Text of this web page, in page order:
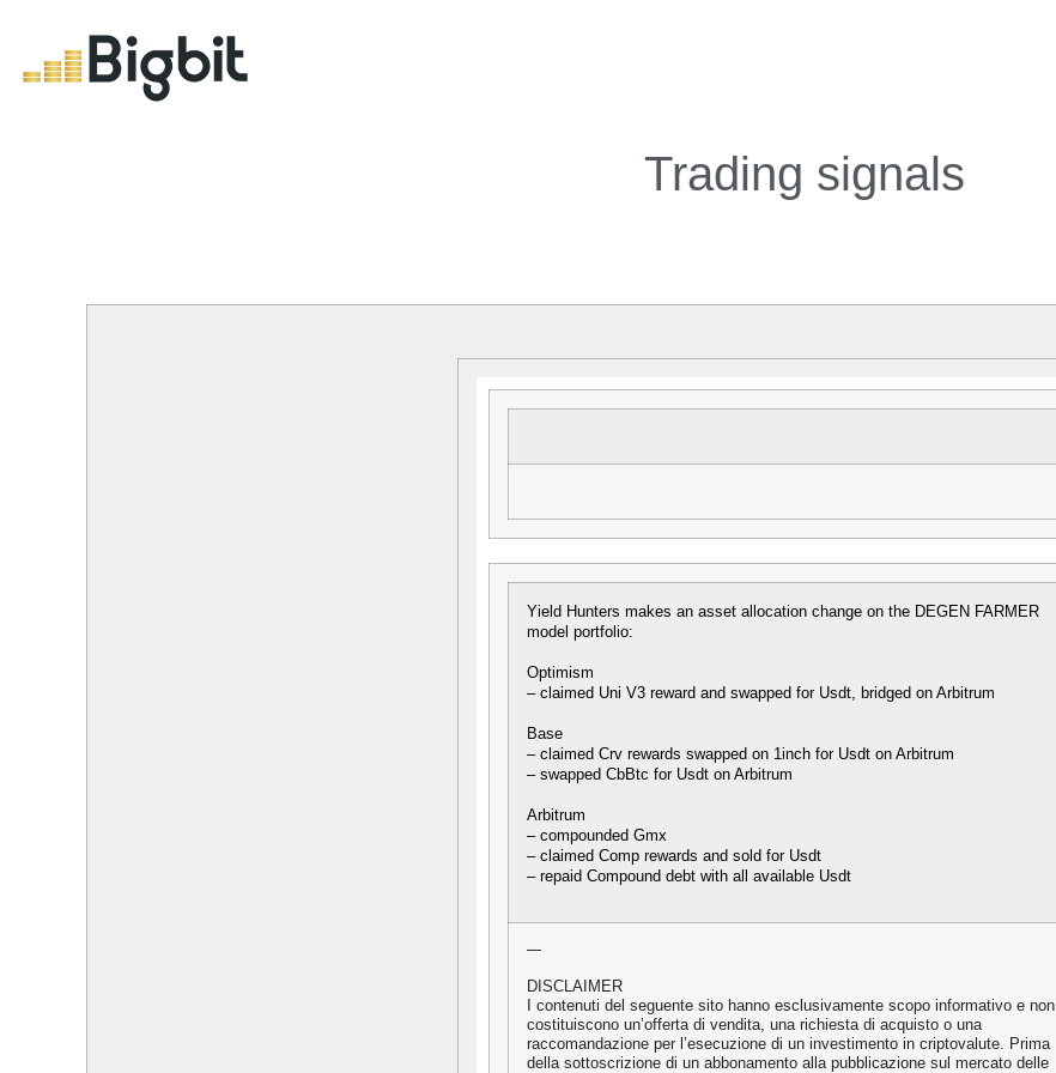
Trading signals
Yield Hunters makes an asset allocation change on the DEGEN FARMER
model portfolio:
Optimism
– claimed Uni V3 reward and swapped for Usdt, bridged on Arbitrum
Base
– claimed Crv rewards swapped on 1inch for Usdt on Arbitrum
– swapped CbBtc for Usdt on Arbitrum
Arbitrum
– compounded Gmx
– claimed Comp rewards and sold for Usdt
– repaid Compound debt with all available Usdt
—
DISCLAIMER
I contenuti del seguente sito hanno esclusivamente scopo informativo e non
costituiscono un’offerta di vendita, una richiesta di acquisto o una
raccomandazione per l’esecuzione di un investimento in criptovalute. Prima
della sottoscrizione di un abbonamento alla pubblicazione sul mercato delle